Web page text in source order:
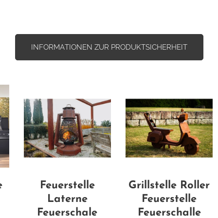
INFORMATIONEN ZUR PRODUKTSICHERHEIT
Feuerstelle
Laterne
Feuerschale
Grillstelle Roller
Feuerstelle
Feuerschalle